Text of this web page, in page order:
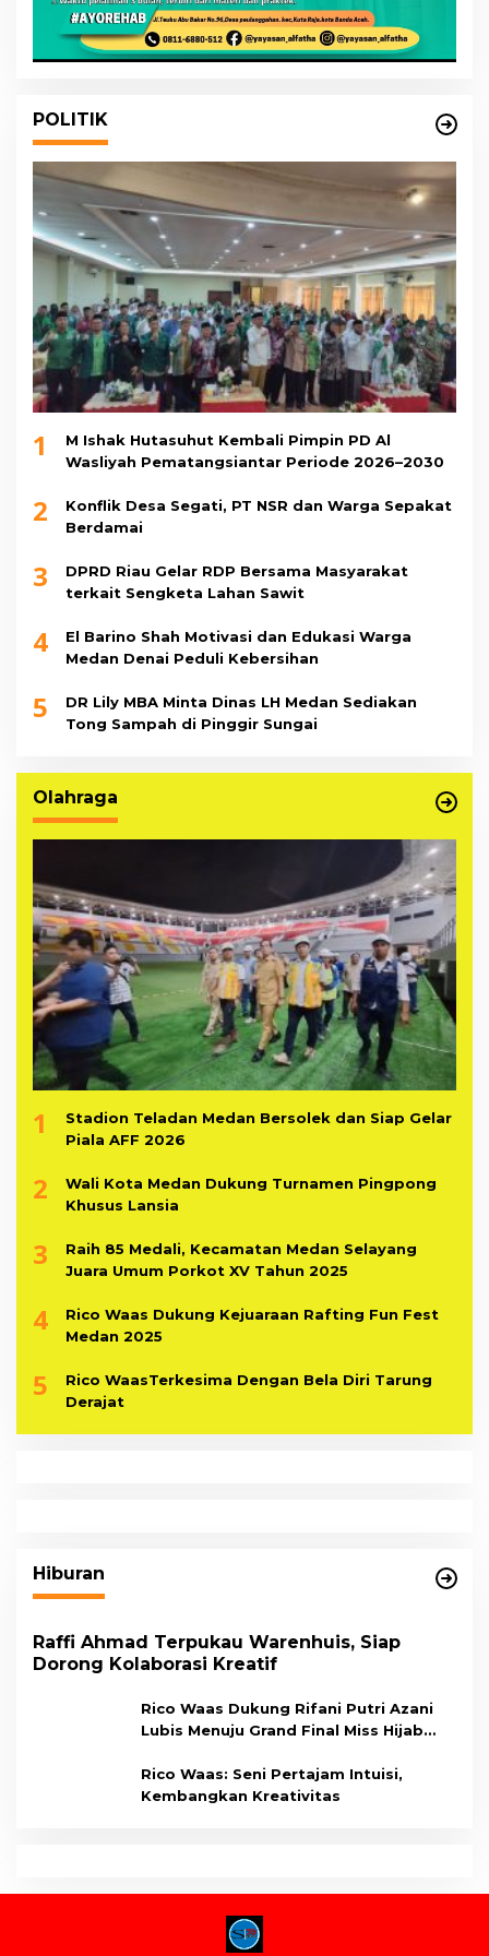
POLITIK
1
M Ishak Hutasuhut Kembali Pimpin PD Al
Wasliyah Pematangsiantar Periode 2026–2030
2
Konflik Desa Segati, PT NSR dan Warga Sepakat
Berdamai
3
DPRD Riau Gelar RDP Bersama Masyarakat
terkait Sengketa Lahan Sawit
4
El Barino Shah Motivasi dan Edukasi Warga
Medan Denai Peduli Kebersihan
5
DR Lily MBA Minta Dinas LH Medan Sediakan
Tong Sampah di Pinggir Sungai
Olahraga
1
Stadion Teladan Medan Bersolek dan Siap Gelar
Piala AFF 2026
2
Wali Kota Medan Dukung Turnamen Pingpong
Khusus Lansia
3
Raih 85 Medali, Kecamatan Medan Selayang
Juara Umum Porkot XV Tahun 2025
4
Rico Waas Dukung Kejuaraan Rafting Fun Fest
Medan 2025
5
Rico WaasTerkesima Dengan Bela Diri Tarung
Derajat
Hiburan
Raffi Ahmad Terpukau Warenhuis, Siap
Dorong Kolaborasi Kreatif
Rico Waas Dukung Rifani Putri Azani
Lubis Menuju Grand Final Miss Hijab
Rico Waas: Seni Pertajam Intuisi,
Kembangkan Kreativitas